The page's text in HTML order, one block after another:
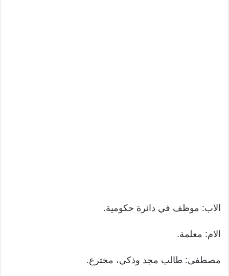
الاب: موظف في دائرة حكومية.
الام: معلمة.
مصطفى: طالب مجد وذكي، مخترع.